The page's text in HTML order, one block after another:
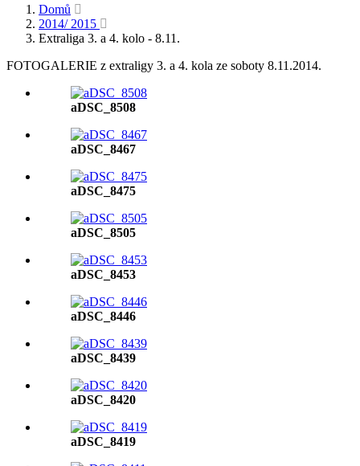
Domů
2014/ 2015
Extraliga 3. a 4. kolo - 8.11.
FOTOGALERIE z extraligy 3. a 4. kola ze soboty 8.11.2014.
aDSC_8508
aDSC_8467
aDSC_8475
aDSC_8505
aDSC_8453
aDSC_8446
aDSC_8439
aDSC_8420
aDSC_8419